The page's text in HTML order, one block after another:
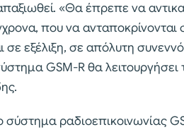
«Θα έπρεπε να
που να ανταποκρίνονται
σε εξέλιξη, σε απόλυτη
GSM-R θα
ραδιοεπικοινωνίας